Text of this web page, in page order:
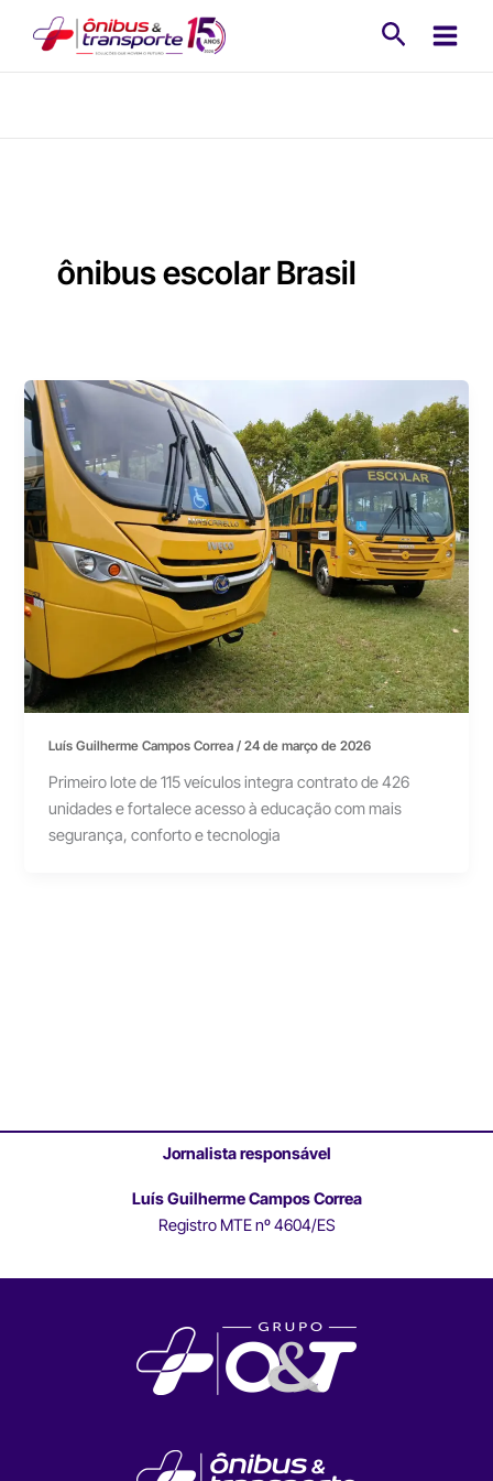
ônibus escolar Brasil
Luís Guilherme Campos Correa/24 de março de 2026
Primeiro lote de 115 veículos integra contrato de 426
unidades e fortalece acesso à educação com mais
segurança, conforto e tecnologia
Jornalista responsável
Luís Guilherme Campos Correa
Registro MTE nº 4604/ES